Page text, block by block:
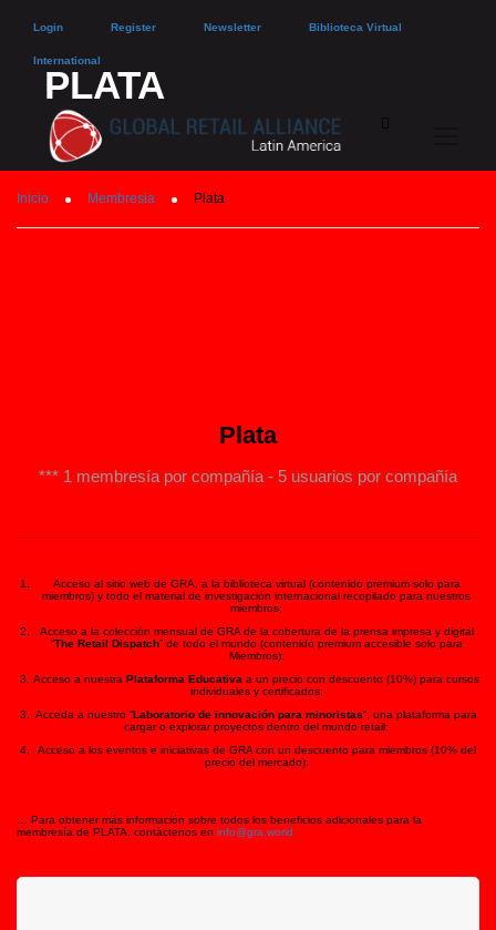
Login Register Newsletter Biblioteca Virtual
International
PLATA
Inicio Membresia Plata
Plata
*** 1 membresía por compañía - 5 usuarios por compañía
Acceso al sitio web de GRA, a la biblioteca virtual (contenido premium solo para
miembros) y todo el material de investigación internacional recopilado para nuestros
miembros;
Acceso a la colección mensual de GRA de la cobertura de la prensa impresa y digital
“The Retail Dispatch” de todo el mundo (contenido premium accesible solo para
Miembros);
Acceso a nuestra Plataforma Educativa a un precio con descuento (10%) para cursos
individuales y certificados;
Acceda a nuestro “Laboratorio de innovación para minoristas“, una plataforma para
cargar o explorar proyectos dentro del mundo retail;
Acceso a los eventos e iniciativas de GRA con un descuento para miembros (10% del
precio del mercado);
… Para obtener más información sobre todos los beneficios adicionales para la
membresía de PLATA, contáctenos en info@gra.world